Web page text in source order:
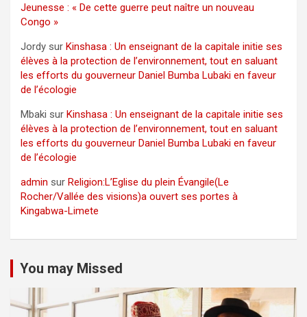
Jeunesse : « De cette guerre peut naître un nouveau
Congo »
Jordy sur Kinshasa : Un enseignant de la capitale initie ses
élèves à la protection de l’environnement, tout en saluant
les efforts du gouverneur Daniel Bumba Lubaki en faveur
de l’écologie
Mbaki sur Kinshasa : Un enseignant de la capitale initie ses
élèves à la protection de l’environnement, tout en saluant
les efforts du gouverneur Daniel Bumba Lubaki en faveur
de l’écologie
admin sur Religion:L’Eglise du plein Évangile(Le
Rocher/Vallée des visions)a ouvert ses portes à
Kingabwa-Limete
You may Missed